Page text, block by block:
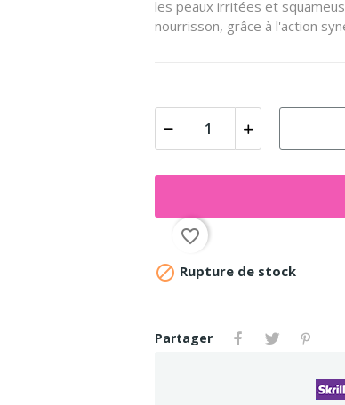
les peaux irritées et
nourrisson, grâce à l'action
favorite_border
 Rupture de stock
Partager